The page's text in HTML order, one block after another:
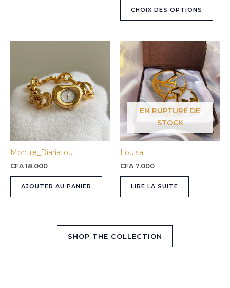
CHOIX DES OPTIONS
Montre_Diariatou
CFA 18.000
AJOUTER AU PANIER
EN RUPTURE DE
STOCK
Louisa
CFA 7.000
LIRE LA SUITE
SHOP THE COLLECTION